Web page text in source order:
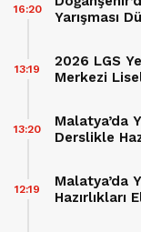
Yarışması
16:20
2026 LGS
Merkezi
13:19
Malatya’da
Derslikle
13:20
Malatya’da
Hazırlıkları
12:19